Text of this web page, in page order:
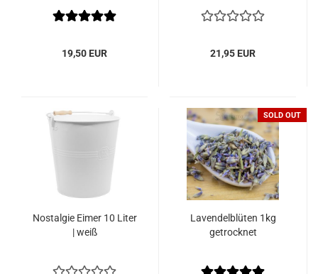
19,50 EUR 21,95 EUR
Nostalgie Eimer 10 Liter
| weiß
SOLD OUT
Lavendelblüten 1kg
getrocknet